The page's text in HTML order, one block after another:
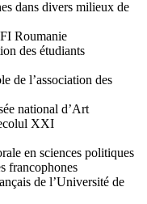
dans divers milieux de
Roumanie
des étudiants
de l’association des
national d’Art
XXI
en sciences politiques
francophones
de l’Université de